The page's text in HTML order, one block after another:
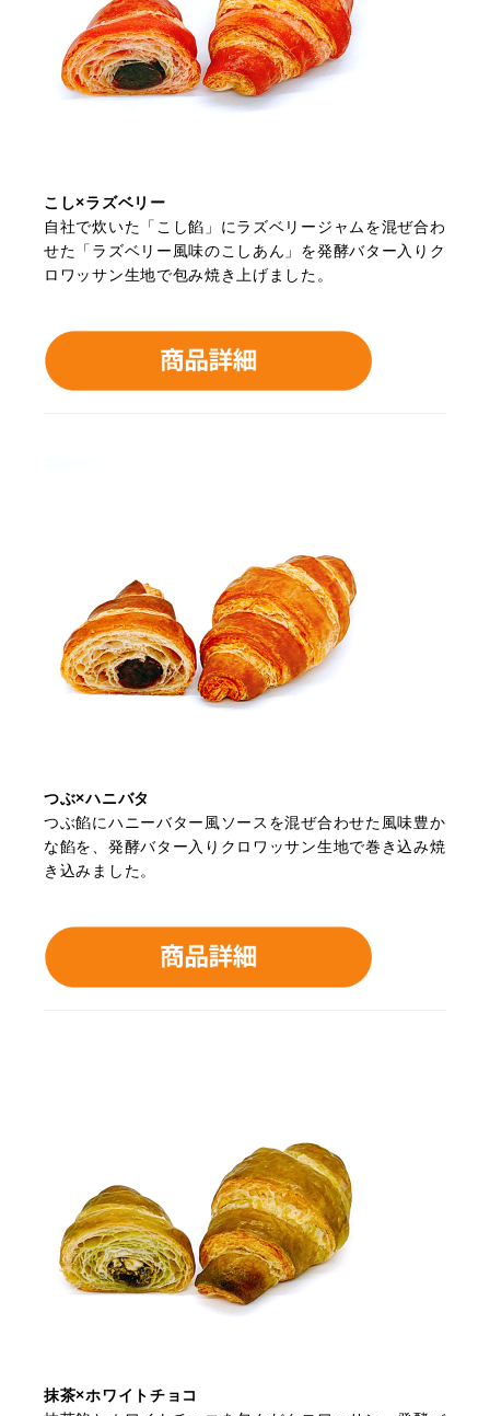
こし×ラズベリー
自社で炊いた「こし餡」にラズベリージャムを混ぜ合わ
せた「ラズベリー風味のこしあん」を発酵バター入りク
ロワッサン生地で包み焼き上げました。
つぶ×ハニバタ
つぶ餡にハニーバター風ソースを混ぜ合わせた風味豊か
な餡を、発酵バター入りクロワッサン生地で巻き込み焼
き込みました。
抹茶×ホワイトチョコ